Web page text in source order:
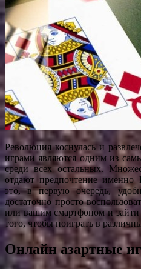
Революция коснулась и
играми являются одним из
среди всех остальных.
отдают предпочтение именно
это, в первую очередь,
достаточно просто
или вашим смартфоном и зайти
того, чтобы поиграть в
Онлайн азартные